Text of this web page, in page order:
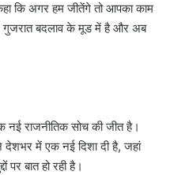
कि अगर हम जीतेंगे तो आपका काम
गुजरात बदलाव के मूड में है और अब
नई राजनीतिक सोच की जीत है।
देशभर में एक नई दिशा दी है, जहां
पर बात हो रही है।